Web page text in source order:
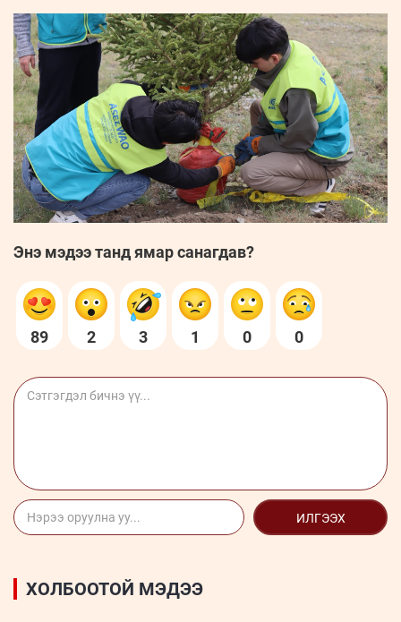
Энэ мэдээ танд ямар санагдав?
89 2 3 1 0 0
ИЛГЭЭХ
ХОЛБООТОЙ МЭДЭЭ